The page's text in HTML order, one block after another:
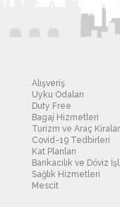
Alışveriş
Uyku Odaları
Duty Free
Bagaj Hizmetleri
Turizm ve Araç
Covid-19 Tedbirleri
Kat Planları
Bankacılık ve Döviz
Sağlık Hizmetleri
Mescit